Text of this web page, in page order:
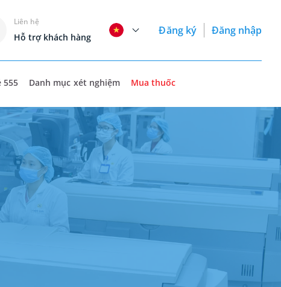
Liên hệ
Hỗ trợ khách hàng
Đăng ký Đăng nhập
555 Danh mục xét nghiệm Mua thuốc